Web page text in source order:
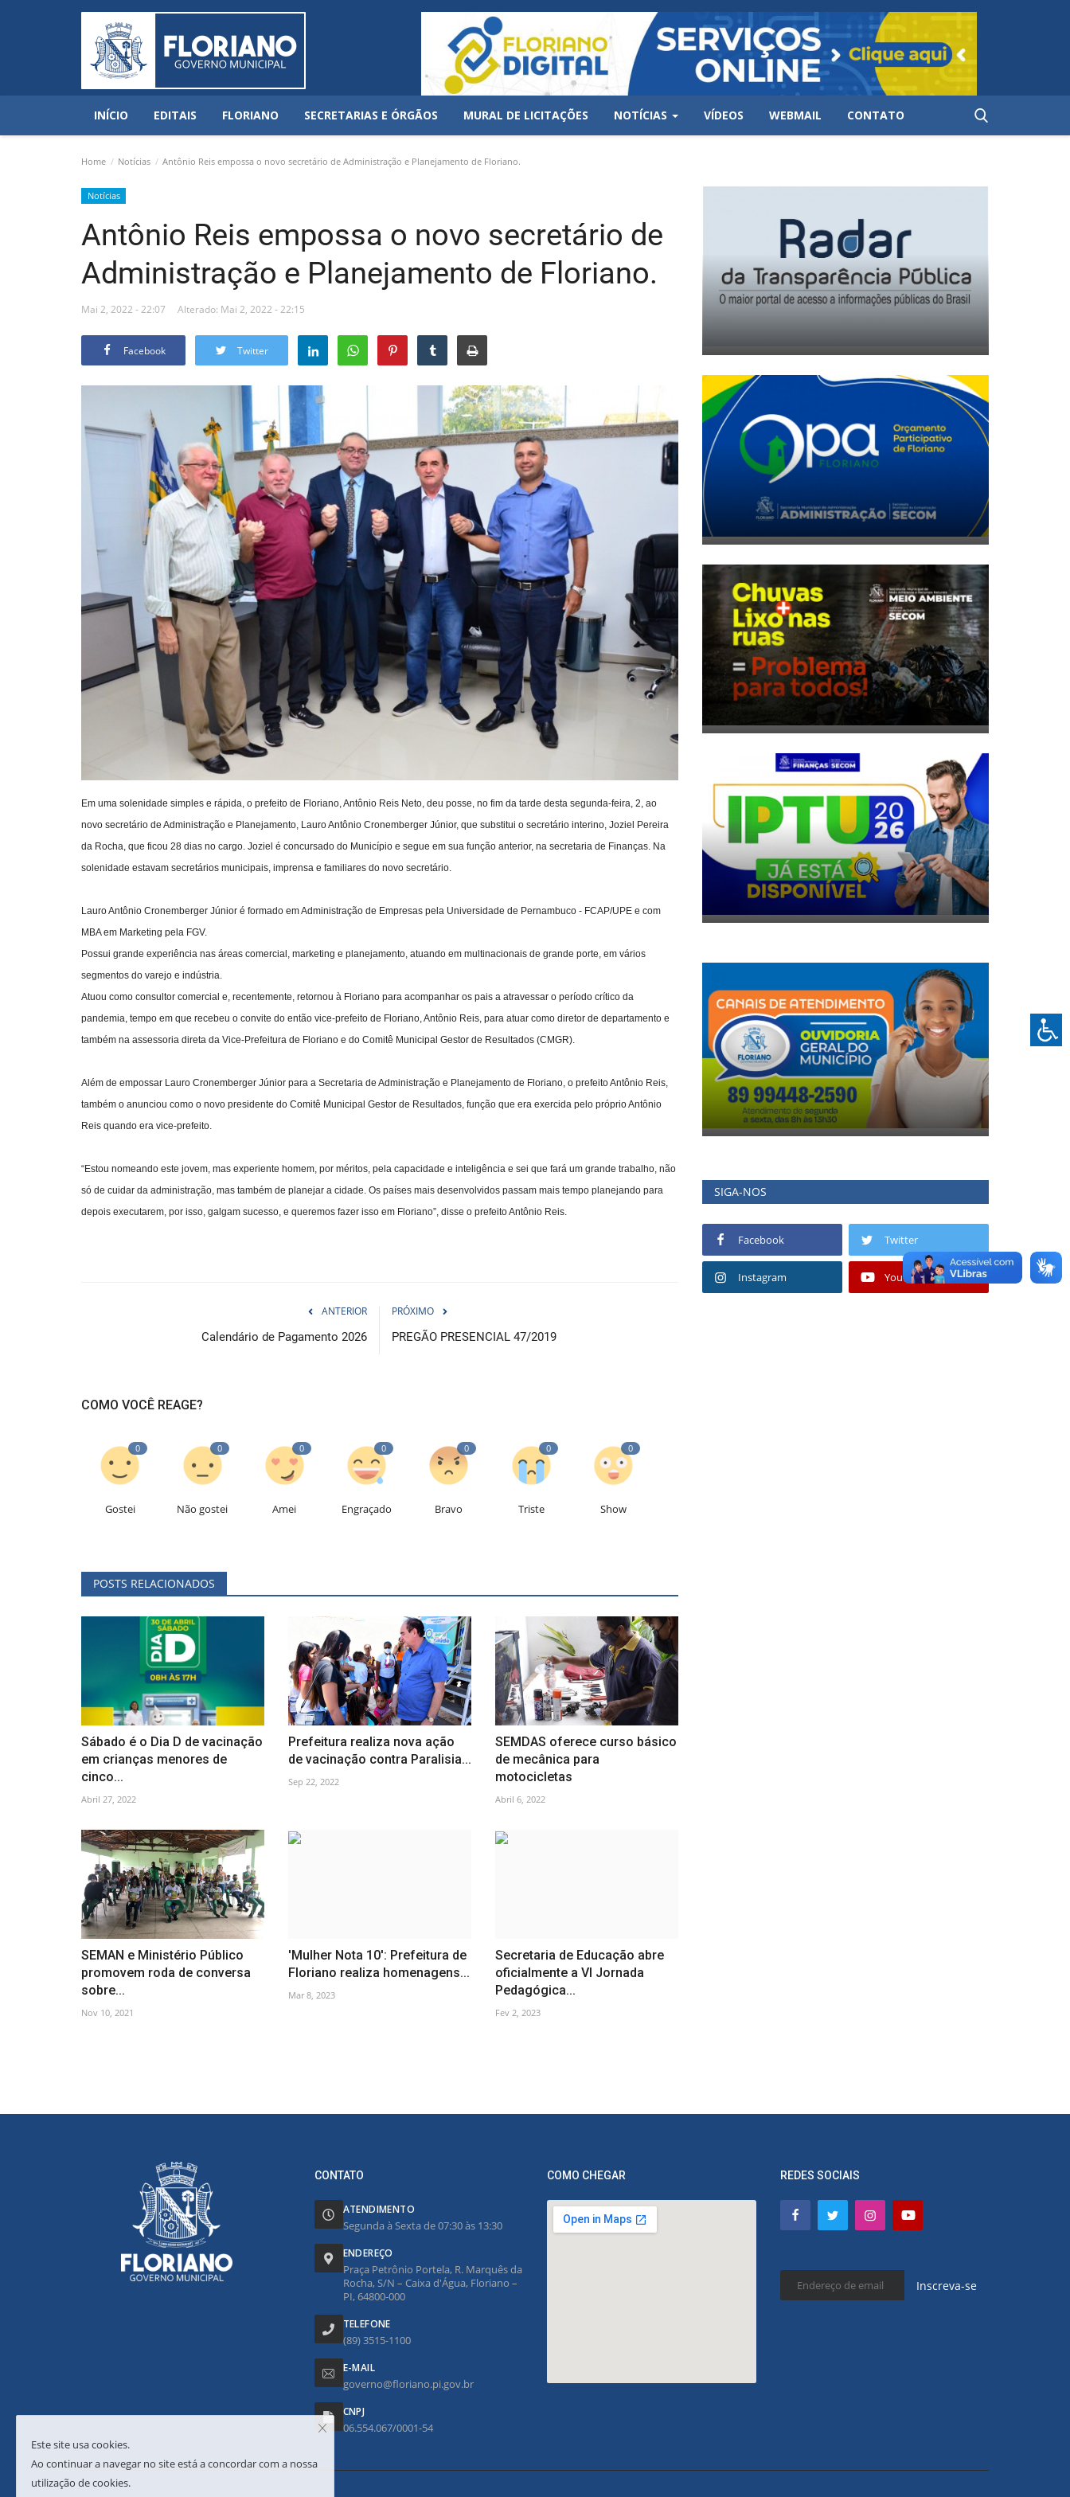
INÍCIO EDITAIS FLORIANO SECRETARIAS E ÓRGÃOS MURAL DE LICITAÇÕES NOTÍCIAS VÍDEOS WEBMAIL CONTATO
Home Notícias Antônio Reis empossa o novo secretário de Administração e Planejamento de Floriano.
Notícias
Antônio Reis empossa o novo secretário de
Administração e Planejamento de Floriano.
Mai 2, 2022 - 22:07 Alterado: Mai 2, 2022 - 22:15
Facebook Twitter
Em uma solenidade simples e rápida, o prefeito de Floriano, Antônio Reis Neto, deu posse, no fim da tarde desta segunda-feira, 2, ao
novo secretário de Administração e Planejamento, Lauro Antônio Cronemberger Júnior, que substitui o secretário interino, Joziel Pereira
da Rocha, que ficou 28 dias no cargo. Joziel é concursado do Município e segue em sua função anterior, na secretaria de Finanças. Na
solenidade estavam secretários municipais, imprensa e familiares do novo secretário.
Lauro Antônio Cronemberger Júnior é formado em Administração de Empresas pela Universidade de Pernambuco - FCAP/UPE e com
MBA em Marketing pela FGV.
Possui grande experiência nas áreas comercial, marketing e planejamento, atuando em multinacionais de grande porte, em vários
segmentos do varejo e indústria.
Atuou como consultor comercial e, recentemente, retornou à Floriano para acompanhar os pais a atravessar o período crítico da
pandemia, tempo em que recebeu o convite do então vice-prefeito de Floriano, Antônio Reis, para atuar como diretor de departamento e
também na assessoria direta da Vice-Prefeitura de Floriano e do Comitê Municipal Gestor de Resultados (CMGR).
Além de empossar Lauro Cronemberger Júnior para a Secretaria de Administração e Planejamento de Floriano, o prefeito Antônio Reis,
também o anunciou como o novo presidente do Comitê Municipal Gestor de Resultados, função que era exercida pelo próprio Antônio
Reis quando era vice-prefeito.
“Estou nomeando este jovem, mas experiente homem, por méritos, pela capacidade e inteligência e sei que fará um grande trabalho, não
só de cuidar da administração, mas também de planejar a cidade. Os países mais desenvolvidos passam mais tempo planejando para
depois executarem, por isso, galgam sucesso, e queremos fazer isso em Floriano”, disse o prefeito Antônio Reis.
ANTERIOR
Calendário de Pagamento 2026
PRÓXIMO
PREGÃO PRESENCIAL 47/2019
COMO VOCÊ REAGE?
0
Gostei
0
Não gostei
0
Amei
0
Engraçado
0
Bravo
0
Triste
0
Show
POSTS RELACIONADOS
Sábado é o Dia D de vacinação
em crianças menores de
cinco...
Abril 27, 2022
Prefeitura realiza nova ação
de vacinação contra Paralisia...
Sep 22, 2022
SEMDAS oferece curso básico
de mecânica para
motocicletas
Abril 6, 2022
SEMAN e Ministério Público
promovem roda de conversa
sobre...
Nov 10, 2021
'Mulher Nota 10': Prefeitura de
Floriano realiza homenagens...
Mar 8, 2023
Secretaria de Educação abre
oficialmente a VI Jornada
Pedagógica...
Fev 2, 2023
SIGA-NOS
Facebook Twitter
Instagram Youtube
CONTATO
ATENDIMENTO
Segunda à Sexta de 07:30 às 13:30
ENDEREÇO
Praça Petrônio Portela, R. Marquês da
Rocha, S/N – Caixa d'Água, Floriano –
PI, 64800-000
TELEFONE
(89) 3515-1100
E-MAIL
governo@floriano.pi.gov.br
CNPJ
06.554.067/0001-54
COMO CHEGAR REDES SOCIAIS
Inscreva-se
Este site usa cookies.
Ao continuar a navegar no site está a concordar com a nossa
utilização de cookies.